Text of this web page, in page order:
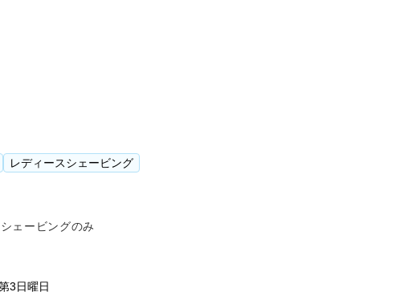
レディースシェービング
シェービングのみ
3日曜日